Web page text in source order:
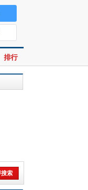
排行